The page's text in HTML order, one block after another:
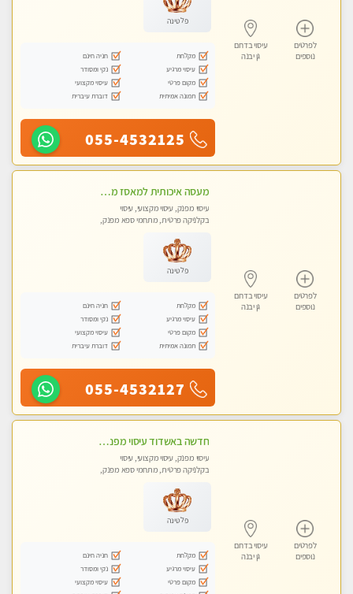
לפרטים
נוספים
עיסוי בדרום
גן יבנה
פלטינה
מקלחת
חניה חינם
עיסוי מרגיע
נקי ומסודר
מקום פרטי
עיסוי מקצועי
תמונה אמיתית
דוברת עיברית
055-4532125
לפרטים
נוספים
עיסוי בדרום
גן יבנה
מעסה איכותית למאסז מקצועי ומפנק לכל שרירי הגוף באשדוד
עיסוי מפנק, עיסוי מקצועי, עיסוי
בקלניקה פרטית, מתחמי ספא מפנק,
פלטינה
מקלחת
חניה חינם
עיסוי מרגיע
נקי ומסודר
מקום פרטי
עיסוי מקצועי
תמונה אמיתית
דוברת עיברית
055-4532127
לפרטים
נוספים
עיסוי בדרום
גן יבנה
חדשה באשדוד עיסוי מפנק בקליניקה פרטית שירות vip לרציניים בלבד! מומלץ!!
עיסוי מפנק, עיסוי מקצועי, עיסוי
בקלניקה פרטית, מתחמי ספא מפנק,
פלטינה
מקלחת
חניה חינם
עיסוי מרגיע
נקי ומסודר
מקום פרטי
עיסוי מקצועי